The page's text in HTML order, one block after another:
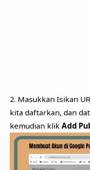
2. Masukkan Isikan
kita daftarkan, dan
kemudian klik Add